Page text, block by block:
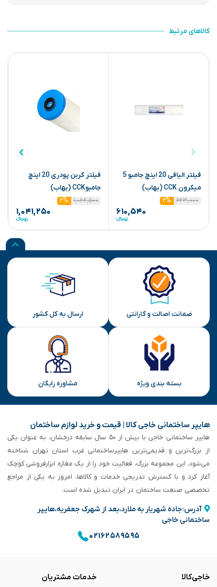
کالاهای مرتبط
فیلتر الیافی 20 اینچ جامبو 5
میکرون CCK (بهاب)
۶۲۳,۰۰۰
۲%
۶۱۰,۵۴۰
فیلتر کربن پودری 20 اینچ
جامبوCCK (بهاب)
۱,۰۶۲,۵۰۰
۲%
۱,۰۴۱,۲۵۰
ضمانت اصالت و گارانتی ارسال به کل کشور
بسته بندی ویژه مشاوره رایگان
هایپر ساختمانی خاجی‌ کالا | قیمت و خرید لوازم ساختمان
هایپر ساختمانی خاجی‌ با بیش از ۵۰ سال سابقه‌ درخشان، به عنوان یکی
از بزرگ‌ترین و قدیمی‌ترین هایپرساختمانی‌ غرب استان تهران شناخته
می‌شود. این مجموعه بزرگ، فعالیت خود را از یک مغازه ابزارفروشی کوچک
آغاز کرد و با گسترش تدریجی خدمات و کالاها، امروز به یکی از مراجع
تخصصی صنعت ساختمان در ایران تبدیل شده است.
آدرس:جاده شهریار به ملارد،بعد از شهرک جعفریه،هایپر
ساختمانی خاجی
۰۲۱۶۲۵۸۹۵۹۵
خاجی‌کالا خدمات مشتریان